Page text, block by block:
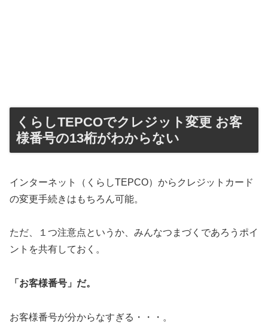
くらしTEPCOでクレジット変更 お客
様番号の13桁がわからない
インターネット（くらしTEPCO）からクレジットカード
の変更手続きはもちろん可能。
ただ、１つ注意点というか、みんなつまづくであろうポイ
ントを共有しておく。
「お客様番号」だ。
お客様番号が分からなすぎる・・・。